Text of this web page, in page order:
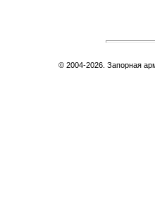
© 2004-2026. Запорная